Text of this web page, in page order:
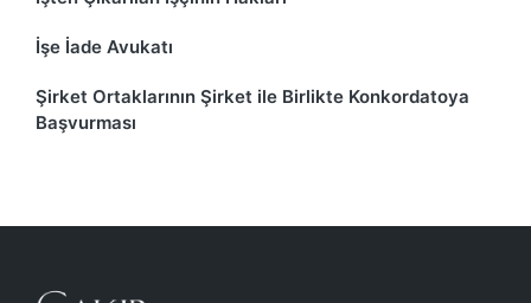
İşe İade Avukatı
Şirket Ortaklarının Şirket ile Birlikte Konkordatoya
Başvurması